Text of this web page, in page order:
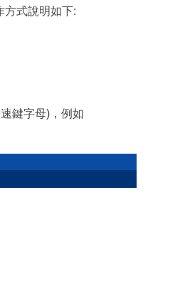
方式說明如下:
鍵字母)，例如